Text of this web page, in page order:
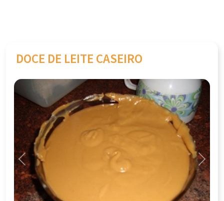
DOCE DE LEITE CASEIRO
Previous Next